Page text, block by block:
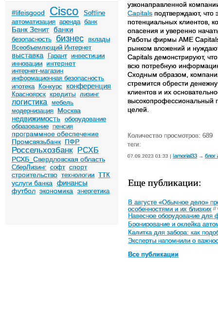
#lifeisgood Cisco
Softline
автоматизация аренда банк
Банк Зенит банки
безопасность бизнес
вклады
Всеобъемлющий Интернет
выставка Гарант инвестиции
инновации
интернет
интернет-магазин
информационная безопасность
ипотека
Конкурс конференция
Красноярск кредиты лизинг
логистика
мебель
модернизация
Москва
недвижимость оборудование
образование пенсия
программное обеспечение
Промсвязьбанк ПФР
Россельхозбанк РСХБ
РСХБ_Свердловская область
СберЛизинг софт спорт
строительство технологии ТТК
услуги банка финансы
футбол экономика энергетика
узконаправленной
Capitals подтверждают,
потенциальных клиентов,
опасения и уверенно
Работы фирмы AME
рынком вложений и
Capitals демонстрируют,
всю потребную
Сходным образом,
стремится обрести
клиентов и их
высокопрофессиональный
целей.
Количество просмотров: 689
теги:
07.09.2023 01:33 | Iamorial33 → блог
Еще публикации:
В августе «Обычное дело»
особенностями и их близких //
Навесное оборудование для
Бронирование и оклейка
Калитка для забора: как
Эксперты напомнили о
Все публикации